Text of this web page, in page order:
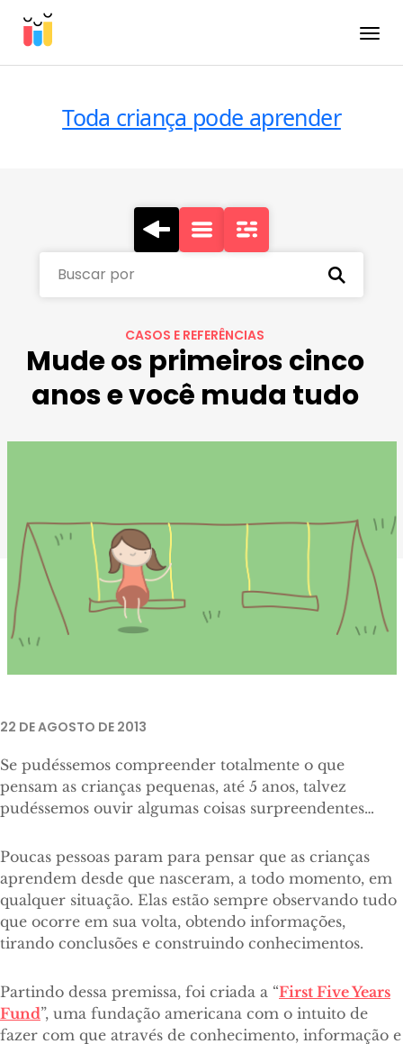
Toda criança pode aprender
Buscar por
CASOS E REFERÊNCIAS
Mude os primeiros cinco
anos e você muda tudo
22 DE AGOSTO DE 2013
Se pudéssemos compreender totalmente o que
pensam as crianças pequenas, até 5 anos, talvez
pudéssemos ouvir algumas coisas surpreendentes…
Poucas pessoas param para pensar que as crianças
aprendem desde que nasceram, a todo momento, em
qualquer situação. Elas estão sempre observando tudo
que ocorre em sua volta, obtendo informações,
tirando conclusões e construindo conhecimentos.
Partindo dessa premissa, foi criada a “First Five Years
Fund”, uma fundação americana com o intuito de
fazer com que através de conhecimento, informação e